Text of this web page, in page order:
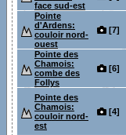
face sud-est
Pointe
d'Ardens:
couloir nord-
ouest
[7]
Pointe des
Chamois:
combe des
Follys
[6]
Pointe des
Chamois:
couloir nord-
est
[4]